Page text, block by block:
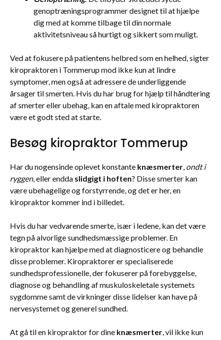
genoptræningsprogrammer designet til at hjælpe
dig med at komme tilbage til din normale
aktivitetsniveau så hurtigt og sikkert som muligt.
Ved at fokusere på patientens helbred som en helhed, sigter
kiropraktoren i Tommerup mod ikke kun at lindre
symptomer, men også at adressere de underliggende
årsager til smerten. Hvis du har brug for hjælp til håndtering
af smerter eller ubehag, kan en aftale med kiropraktoren
være et godt sted at starte.
Besøg kiropraktor Tommerup
Har du nogensinde oplevet konstante knæsmerter ondt i
ryggen, eller endda slidgigt i hoften? Disse smerter kan
være ubehagelige og forstyrrende, og det er her, en
kiropraktor kommer ind i billedet.
Hvis du har vedvarende smerte, især i ledene, kan det være
tegn på alvorlige sundhedsmæssige problemer. En
kiropraktor kan hjælpe med at diagnosticere og behandle
disse problemer. Kiropraktorer er specialiserede
sundhedsprofessionelle, der fokuserer på forebyggelse,
diagnose og behandling af muskuloskeletale systemets
sygdomme samt de virkninger disse lidelser kan have på
nervesystemet og generel sundhed.
At gå til en kiropraktor for dine knæsmerter , vil ikke kun